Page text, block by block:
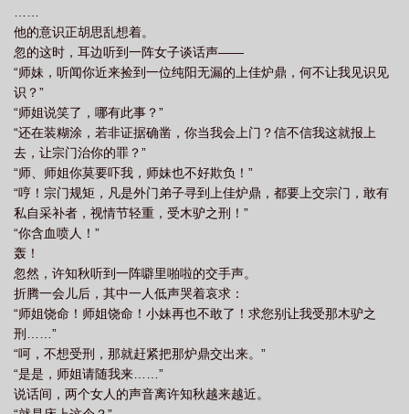
他的意识正胡思乱想着。
忽的这时，耳边听到一阵女子谈话声——
“师妹，听闻你近来捡到一位纯阳无漏的上佳炉鼎，何不让我见识见
识？”
“师姐说笑了，哪有此事？”
“还在装糊涂，若非证据确凿，你当我会上门？信不信我这就报上
去，让宗门治你的罪？”
“师、师姐你莫要吓我，师妹也不好欺负！”
“哼！宗门规矩，凡是外门弟子寻到上佳炉鼎，都要上交宗门，敢有
私自采补者，视情节轻重，受木驴之刑！”
“你含血喷人！”
轰！
忽然，许知秋听到一阵噼里啪啦的交手声。
折腾一会儿后，其中一人低声哭着哀求：
“师姐饶命！师姐饶命！小妹再也不敢了！求您别让我受那木驴之
刑……”
“呵，不想受刑，那就赶紧把那炉鼎交出来。”
“是是，师姐请随我来……”
说话间，两个女人的声音离许知秋越来越近。